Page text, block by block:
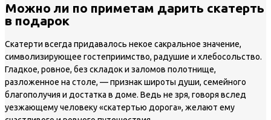
Можно ли по приметам дарить скатерть
в подарок
Скатерти всегда придавалось некое сакральное значение,
символизирующее гостеприимство, радушие и хлебосольство.
Гладкое, ровное, без складок и заломов полотнище,
разложенное на столе, — признак широты души, семейного
благополучия и достатка в доме. Ведь не зря, говоря вслед
уезжающему человеку «скатертью дорога», желают ему